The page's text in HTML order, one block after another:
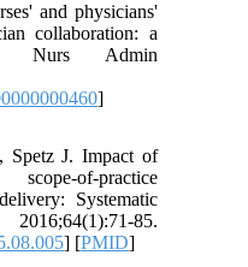
and physicians'
collaboration: a
J Nurs Admin
Spetz J. Impact of
scope-of-practice
Systematic
85.
] [PMID